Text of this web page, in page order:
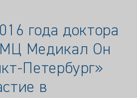
года доктора
Медикал Он
Петербург»
в